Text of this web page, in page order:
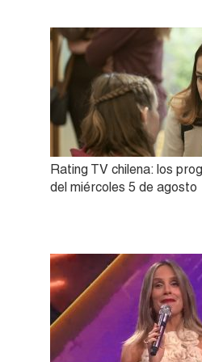
Rating TV chilena: los
del miércoles 5 de agosto